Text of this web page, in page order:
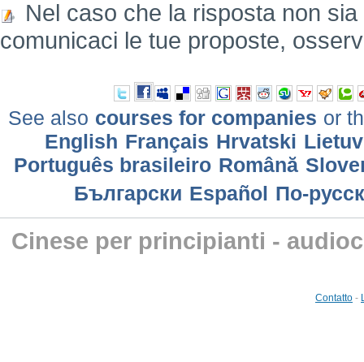
Nel caso che la risposta non
comunicaci le tue proposte,
See also courses for companies or
English Français Hrvatski
Português brasileiro Română
Български Еspañol По-
Cinese per principianti -
Contatto -